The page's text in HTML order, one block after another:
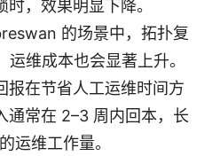
，效果明显下降。
的场景中，拓扑复
维成本也会显著上升。
报在节省人工运维时间方
通常在 2–3 周内回本，长
运维工作量。